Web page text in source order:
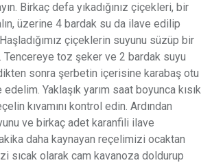
Birkaç defa yıkadığınız çiçekleri, bir
üzerine 4 bardak su da ilave edilip
çiçeklerin suyunu süzüp bir
Tencereye toz şeker ve 2 bardak suyu
sonra şerbetin içerisine karabaş otu
Yaklaşık yarım saat boyunca kısık
kıvamını kontrol edin. Ardından
ve birkaç adet karanfili ilave
daha kaynayan reçelimizi ocaktan
sıcak olarak cam kavanoza doldurup